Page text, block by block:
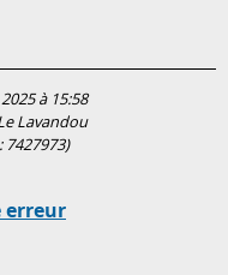
à 15:58
Lavandou
7427973)
erreur